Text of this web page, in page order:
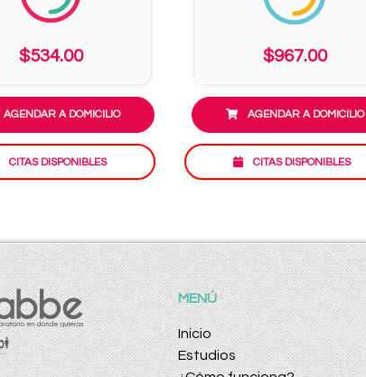
$534.00
AGENDAR A DOMICILIO
CITAS DISPONIBLES
$967.00
AGENDAR A DOMICILIO
CITAS DISPONIBLES
MENÚ
Inicio
Estudios